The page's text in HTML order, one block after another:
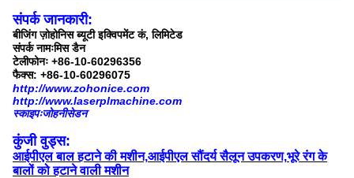
संपर्क जानकारी:
बीजिंग ज़ोहोनिस ब्यूटी इक्विपमेंट कं, लिमिटेड
संपर्क नामःमिस डैन
टेलीफोनः +86-10-60296356
फैक्स: +86-10-60296075
http://www.zohonice.com
http://www.laserplmachine.com
स्काइपःजोहनीसेडन
कुंजी वुड्स:
आईपीएल बाल हटाने की मशीन,आईपीएल सौंदर्य सैलून उपकरण,भूरे रंग के
बालों को हटाने वाली मशीन